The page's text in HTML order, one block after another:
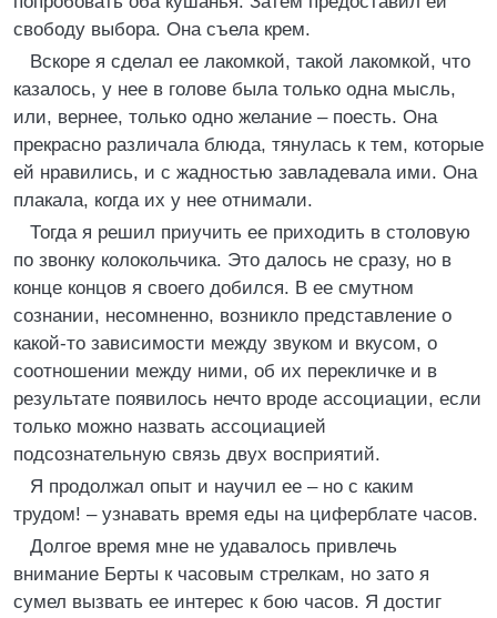
свободу выбора. Она съела крем.
Вскоре я сделал ее лакомкой, такой лакомкой, что
казалось, у нее в голове была только одна мысль,
или, вернее, только одно желание – поесть. Она
прекрасно различала блюда, тянулась к тем, которые
ей нравились, и с жадностью завладевала ими. Она
плакала, когда их у нее отнимали.
Тогда я решил приучить ее приходить в столовую
по звонку колокольчика. Это далось не сразу, но в
конце концов я своего добился. В ее смутном
сознании, несомненно, возникло представление о
какой-то зависимости между звуком и вкусом, о
соотношении между ними, об их перекличке и в
результате появилось нечто вроде ассоциации, если
только можно назвать ассоциацией
подсознательную связь двух восприятий.
Я продолжал опыт и научил ее – но с каким
трудом! – узнавать время еды на циферблате часов.
Долгое время мне не удавалось привлечь
внимание Берты к часовым стрелкам, но зато я
сумел вызвать ее интерес к бою часов. Я достиг